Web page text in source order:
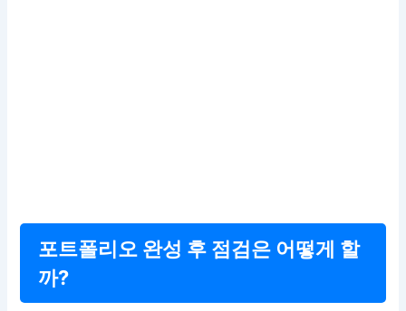
포트폴리오 완성 후 점검은 어떻게 할
까?